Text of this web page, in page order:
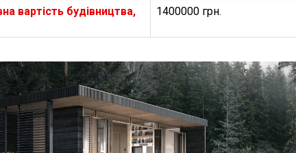
вартість будівництва,
1400000 грн.
БУДІВНИЦТВО БУДИНКІВ
З
АББ”ТВІЙ ПРОЕКТ”